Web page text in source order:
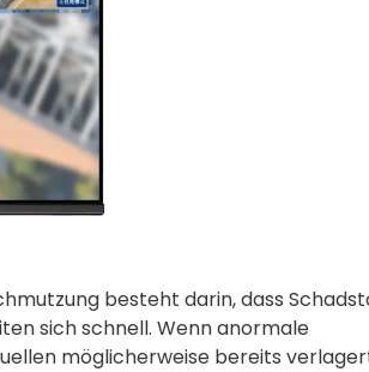
besteht darin, dass
sich schnell. Wenn anormale
möglicherweise bereits